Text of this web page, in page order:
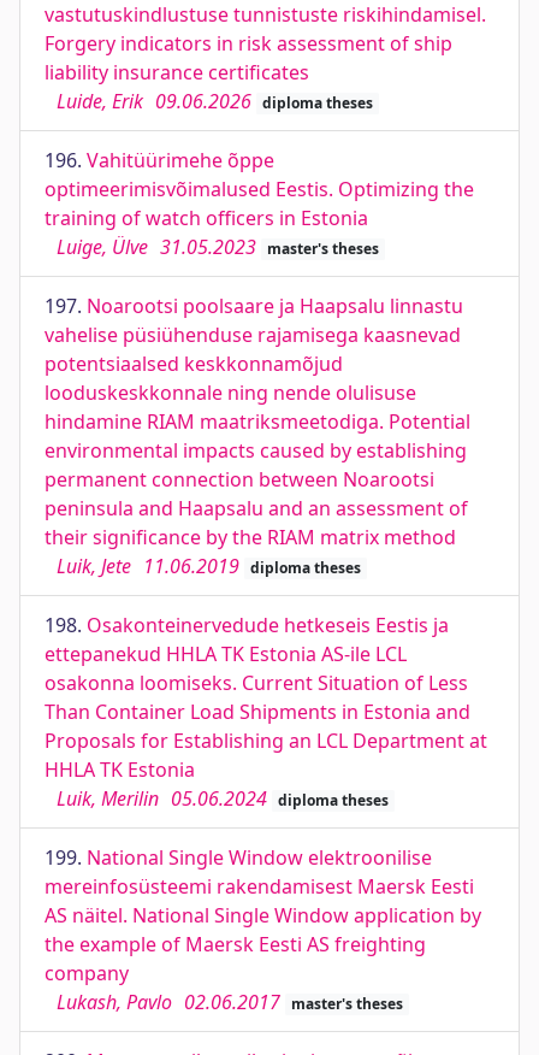
vastutuskindlustuse tunnistuste riskihindamisel.
Forgery indicators in risk assessment of ship
liability insurance certificates
Luide, Erik 09.06.2026 diploma theses
196. Vahitüürimehe õppe
optimeerimisvõimalused Eestis. Optimizing the
training of watch officers in Estonia
Luige, Ülve 31.05.2023 master's theses
197. Noarootsi poolsaare ja Haapsalu linnastu
vahelise püsiühenduse rajamisega kaasnevad
potentsiaalsed keskkonnamõjud
looduskeskkonnale ning nende olulisuse
hindamine RIAM maatriksmeetodiga. Potential
environmental impacts caused by establishing
permanent connection between Noarootsi
peninsula and Haapsalu and an assessment of
their significance by the RIAM matrix method
Luik, Jete 11.06.2019 diploma theses
198. Osakonteinervedude hetkeseis Eestis ja
ettepanekud HHLA TK Estonia AS-ile LCL
osakonna loomiseks. Current Situation of Less
Than Container Load Shipments in Estonia and
Proposals for Establishing an LCL Department at
HHLA TK Estonia
Luik, Merilin 05.06.2024 diploma theses
199. National Single Window elektroonilise
mereinfosüsteemi rakendamisest Maersk Eesti
AS näitel. National Single Window application by
the example of Maersk Eesti AS freighting
company
Lukash, Pavlo 02.06.2017 master's theses